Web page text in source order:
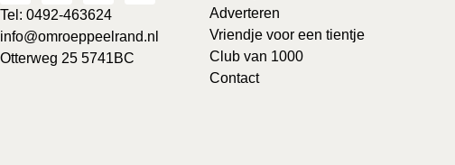
Tel: 0492-463624
info@omroeppeelrand.nl
Otterweg 25 5741BC
Adverteren
Vriendje voor een tientje
Club van 1000
Contact